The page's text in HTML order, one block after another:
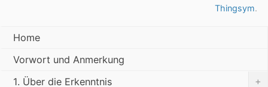
Thingsym.
Home
Vorwort und Anmerkung
1. Über die Erkenntnis
+